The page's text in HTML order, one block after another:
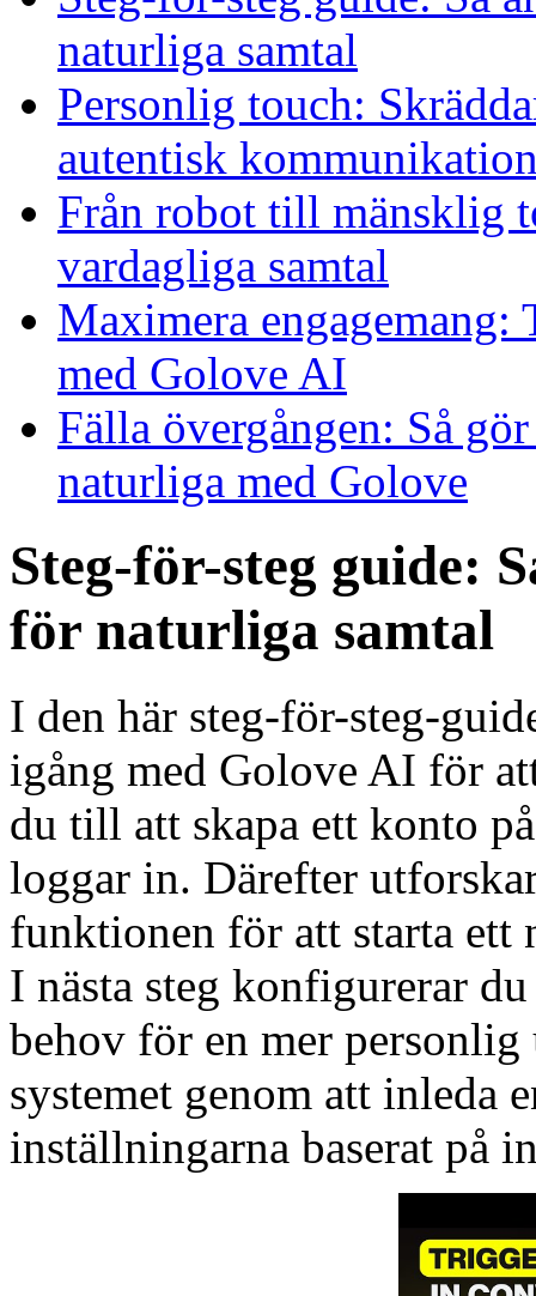
naturliga samtal
Personlig touch:
autentisk
Från robot till mänsklig
vardagliga samtal
Maximera
med Golove AI
Fälla övergången: Så
naturliga med Golove
Steg-för-steg guide:
för naturliga samtal
I den här steg-för-steg-
igång med Golove AI för
du till att skapa ett konto
loggar in. Därefter
funktionen för att starta ett
I nästa steg konfigurerar
behov för en mer
systemet genom att inleda
inställningarna baserat på